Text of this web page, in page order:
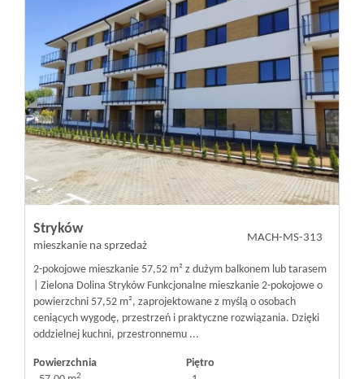
firmie
Oferta
Mieszkania
Domy
Działki
Stryków
mieszkanie na sprzedaż
MACH-MS-313
2-pokojowe mieszkanie 57,52 m² z dużym balkonem lub tarasem
| Zielona Dolina Stryków Funkcjonalne mieszkanie 2-pokojowe o
powierzchni 57,52 m², zaprojektowane z myślą o osobach
ceniących wygodę, przestrzeń i praktyczne rozwiązania. Dzięki
oddzielnej kuchni, przestronnemu ...
Powierzchnia
2
Piętro